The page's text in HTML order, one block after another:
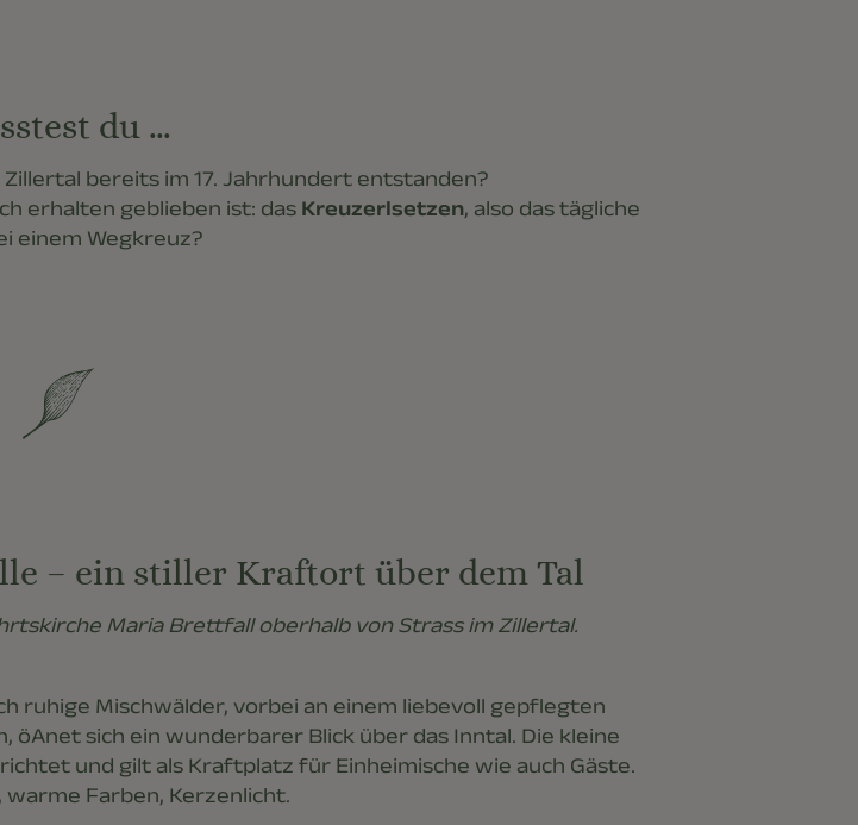
du …
bereits im 17. Jahrhundert entstanden?
erhalten geblieben ist: das Kreuzerlsetzen, also das tägliche
einem Wegkreuz?
– ein stiller Kraftort über dem Tal
Maria Brettfall oberhalb von Strass im Zillertal.
ruhige Mischwälder, vorbei an einem liebevoll gepflegten
öAnet sich ein wunderbarer Blick über das Inntal. Die kleine
und gilt als Kraftplatz für Einheimische wie auch Gäste.
warme Farben, Kerzenlicht.